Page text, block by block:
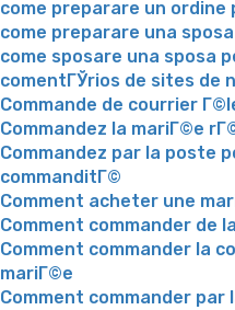
come preparare un
come preparare una
come sposare una sposa
comentГЎrios de sites de
Commande de courrier
Commandez la mariГ©e
Commandez par la poste
commanditГ©
Comment acheter une
Comment commander de
Comment commander la
mariГ©e
Comment commander par